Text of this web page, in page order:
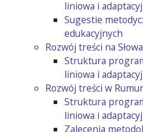
liniowa i
Sugestie
edukacyjnych
Rozwój treści na
Struktura
liniowa i
Rozwój treści w
Struktura
liniowa i
Zalecenia